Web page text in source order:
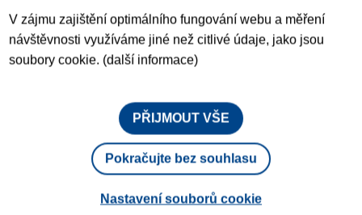
KLÍČOVÉ VLASTNOSTI
MOŽNOSTI NEUTRONOVÝCH
DETEKTORŮ
JINÉ MOŽNOSTI
V zájmu zajištění optimálního fungování webu a měření
návštěvnosti využíváme jiné než citlivé údaje, jako jsou
soubory cookie. (další informace)
PŘIJMOUT VŠE
Pokračujte bez souhlasu
Nastavení souborů cookie